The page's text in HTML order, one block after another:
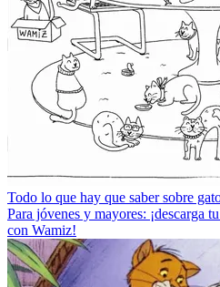
Todo lo que hay que saber sobre
Para jóvenes y mayores: ¡descarga
con Wamiz!